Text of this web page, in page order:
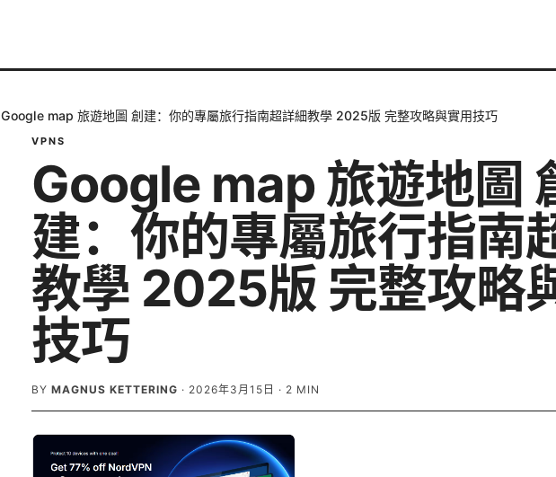
Google map 旅遊地圖 創建：你的專屬旅行指南超詳細教學 2025版 完整攻略與實用技巧
VPNS
Google map 旅遊地圖
建：你的專屬旅行指南
教學 2025版 完整攻略
技巧
BY MAGNUS KETTERING · 2026年3月15日 · 2 MIN